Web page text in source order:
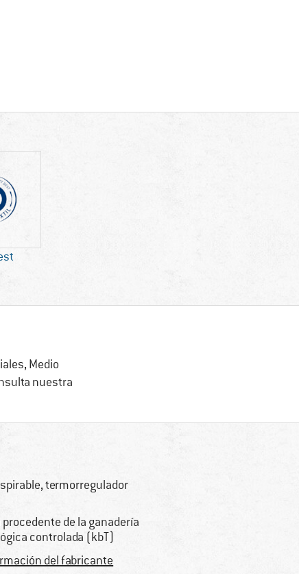
Medio
nuestra
termorregulador
procedente de la ganadería
controlada (kbT)
del fabricante